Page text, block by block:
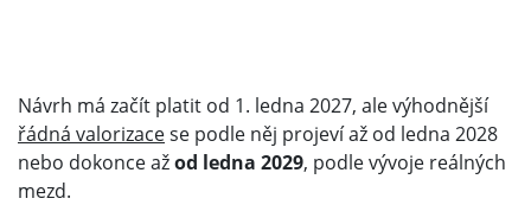
Návrh má začít platit od 1. ledna 2027, ale výhodnější
řádná valorizacese podle něj projeví až od ledna 2028
nebo dokonce ažod ledna 2029, podle vývoje reálných
mezd.